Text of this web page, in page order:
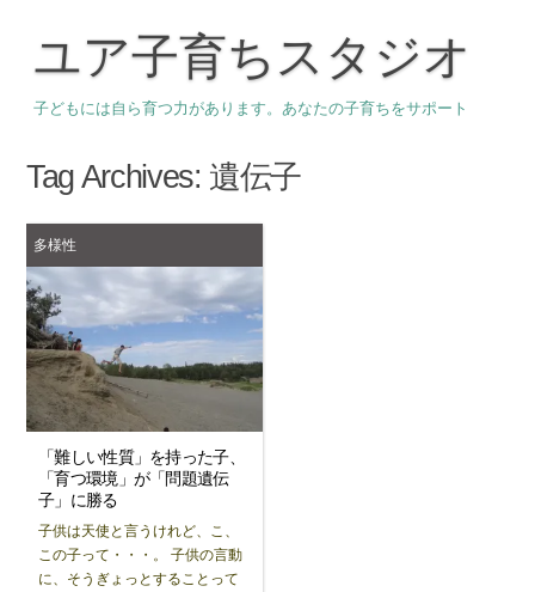
ユア子育ちスタジオ
子どもには自ら育つ力があります。あなたの子育ちをサポート
Tag Archives: 遺伝子
多様性
「難しい性質」を持った子、
「育つ環境」が「問題遺伝
子」に勝る
子供は天使と言うけれど、こ、
この子って・・・。 子供の言動
に、そうぎょっとすることって